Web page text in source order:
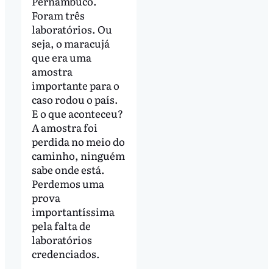
Foram três
laboratórios. Ou
seja, o maracujá
que era uma
amostra
importante para o
caso rodou o país.
E o que aconteceu?
A amostra foi
perdida no meio do
caminho, ninguém
sabe onde está.
Perdemos uma
prova
importantíssima
pela falta de
laboratórios
credenciados.